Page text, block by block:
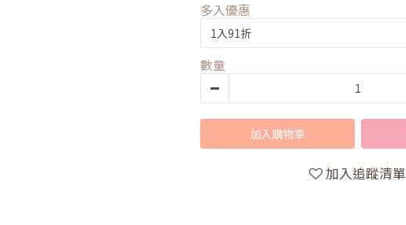
多入優惠
數量
加入購物車
加入追蹤清單